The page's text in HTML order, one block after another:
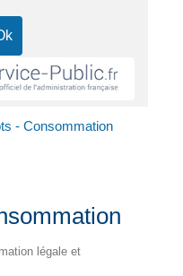
- Consommation
légale et